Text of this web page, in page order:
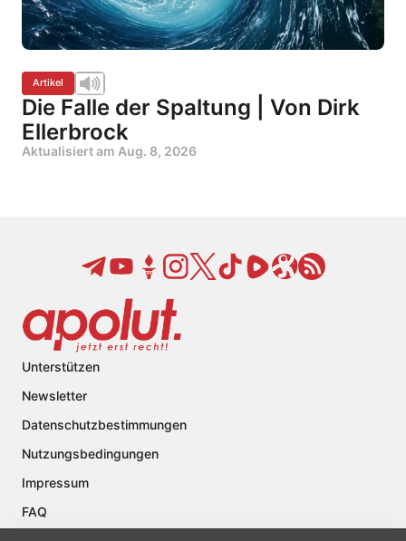
Artikel
Die Falle der Spaltung | Von Dirk
Ellerbrock
Aktualisiert am Aug. 8, 2026
Unterstützen
Newsletter
Datenschutzbestimmungen
Nutzungsbedingungen
Impressum
FAQ